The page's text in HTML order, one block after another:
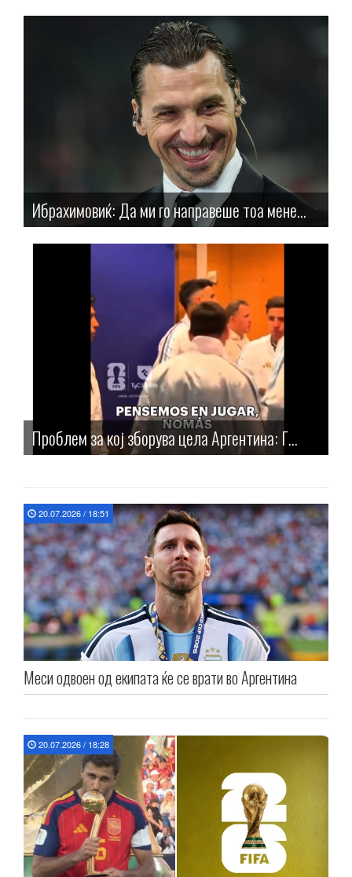
Ибрахимовиќ: Да ми го направеше тоа мене...
Проблем за кој зборува цела Аргентина: Г...
20.07.2026 / 18:51
Меси одвоен од екипата ќе се врати во Аргентина
20.07.2026 / 18:28